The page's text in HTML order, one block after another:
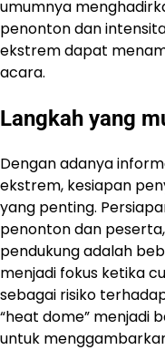
umumnya
penonton dan
ekstrem dapat
acara.
Langkah yang
Dengan adanya
ekstrem, kesiapan
yang penting.
penonton dan
pendukung adalah
menjadi fokus ketika
sebagai risiko
“heat dome” menjadi
untuk